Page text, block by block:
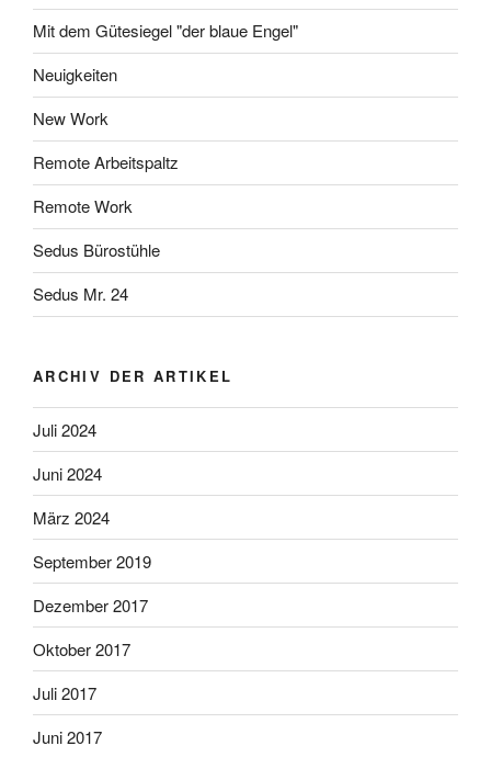
Mit dem Gütesiegel "der blaue Engel"
Neuigkeiten
New Work
Remote Arbeitspaltz
Remote Work
Sedus Bürostühle
Sedus Mr. 24
ARCHIV DER ARTIKEL
Juli 2024
Juni 2024
März 2024
September 2019
Dezember 2017
Oktober 2017
Juli 2017
Juni 2017